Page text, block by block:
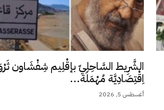
الشَّرِيط السَّاحِلِيّ بإقْلِيم شِفْشَاون
اِقْتِصَادِيَّة مُهْمَلَة...
أغسطس 5, 2026